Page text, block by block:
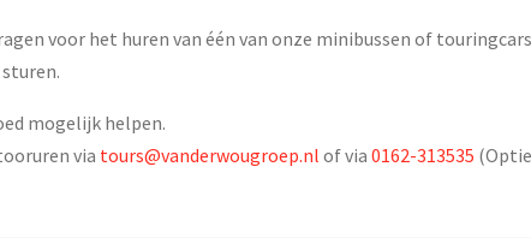
voor het huren van één van onze minibussen of
mogelijk helpen.
via tours@vanderwougroep.nl of via 0162-313535